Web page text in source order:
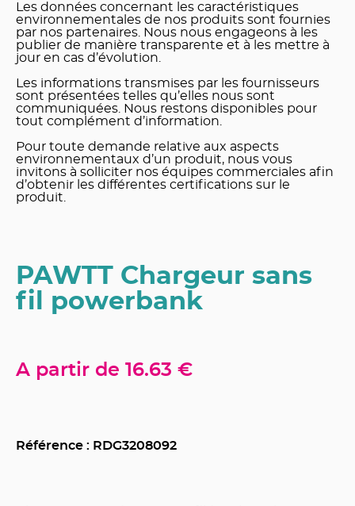
Les données concernant les caractéristiques
environnementales de nos produits sont fournies
par nos partenaires. Nous nous engageons à les
publier de manière transparente et à les mettre à
jour en cas d’évolution.
Les informations transmises par les fournisseurs
sont présentées telles qu’elles nous sont
communiquées. Nous restons disponibles pour
tout complément d’information.
Pour toute demande relative aux aspects
environnementaux d’un produit, nous vous
invitons à solliciter nos équipes commerciales afin
d’obtenir les différentes certifications sur le
produit.
PAWTT Chargeur sans
fil powerbank
A partir de 16.63 €
Référence : RDG3208092